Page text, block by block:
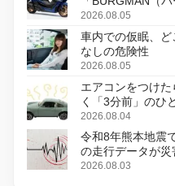
変更し、8月18日
2026.08.05
車内での仮眠、
なしの危険性
2026.08.05
エアコンをつけ
く「3分前」のひ
2026.08.04
令和8年熊本地震
の走行データが災
2026.08.03